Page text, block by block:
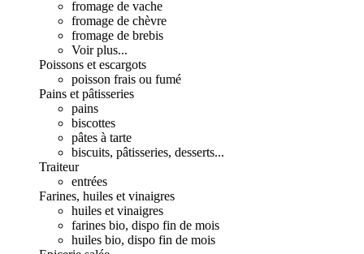
fromage de vache
fromage de chèvre
fromage de brebis
Voir plus...
Poissons et escargots
poisson frais ou fumé
Pains et pâtisseries
pains
biscottes
pâtes à tarte
biscuits, pâtisseries, desserts...
Traiteur
entrées
Farines, huiles et vinaigres
huiles et vinaigres
farines bio, dispo fin de mois
huiles bio, dispo fin de mois